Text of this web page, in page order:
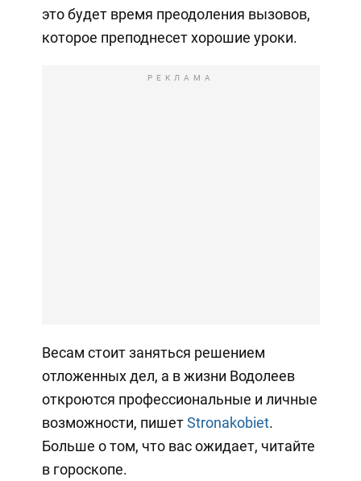
это будет время преодоления вызовов,
которое преподнесет хорошие уроки.
РЕКЛАМА
Весам стоит заняться решением
отложенных дел, а в жизни Водолеев
откроются профессиональные и личные
возможности, пишетStronakobiet.
Больше о том, что вас ожидает, читайте
в гороскопе.